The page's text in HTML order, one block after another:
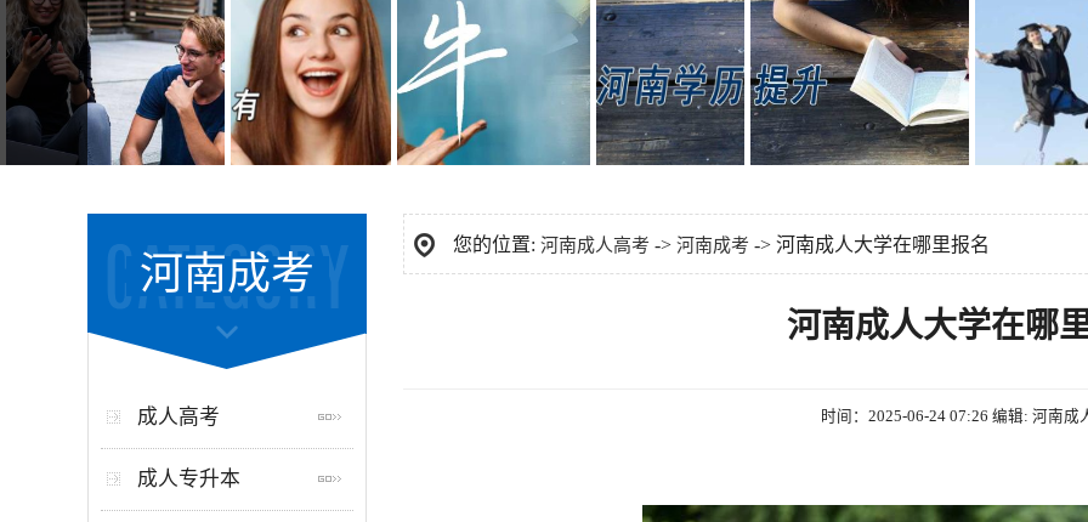
河南成考
成人高考
成人专升本
您的位置: 河南成人高考 -> 河南成考 -> 河南成人大学在哪里报名
河南成人大学在哪
时间：2025-06-24 07:26 编辑: 河南成